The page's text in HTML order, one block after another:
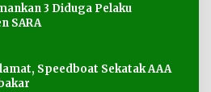
3 Diduga Pelaku
SARA
Speedboat Sekatak AAA